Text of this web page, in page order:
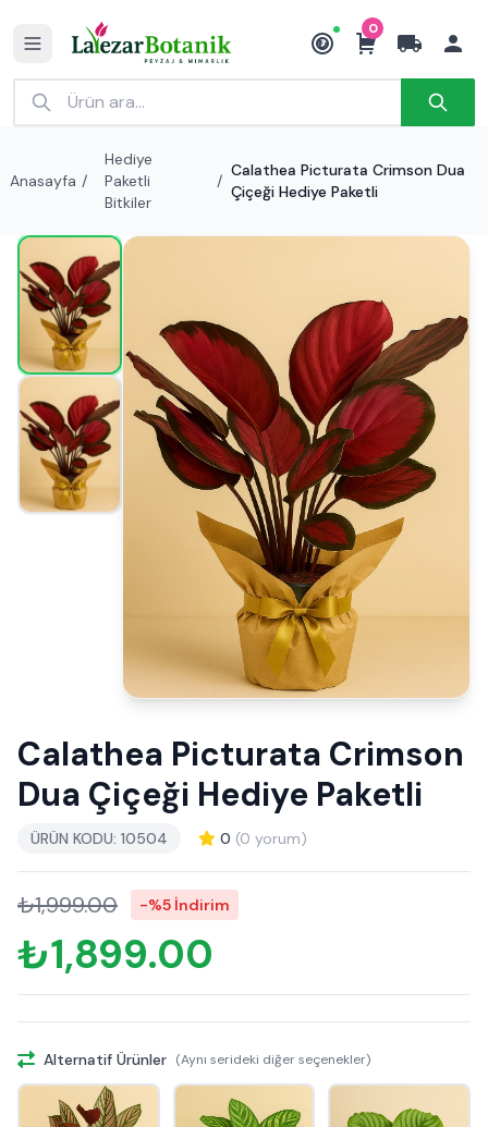
₺
0
Anasayfa /
Hediye
Paketli
Bitkiler
/
Calathea Picturata Crimson Dua
Çiçeği Hediye Paketli
Calathea Picturata Crimson
Dua Çiçeği Hediye Paketli
ÜRÜN KODU: 10504 0 (0 yorum)
₺1,999.00 -%5 İndirim
₺1,899.00
Alternatif Ürünler (Aynı serideki diğer seçenekler)